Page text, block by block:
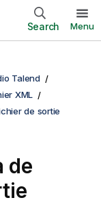
Search Menu
Talend
XML
de sortie
de